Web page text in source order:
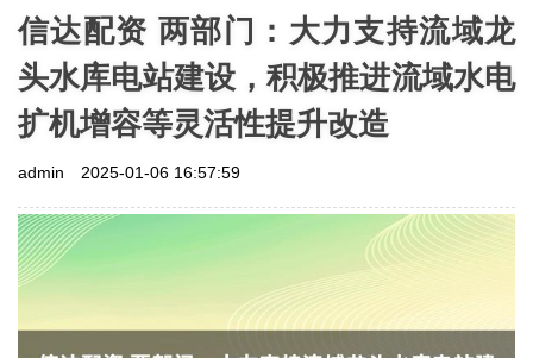
信达配资 两部门：大力支持流域龙
头水库电站建设，积极推进流域水电
扩机增容等灵活性提升改造
admin 2025-01-06 16:57:59